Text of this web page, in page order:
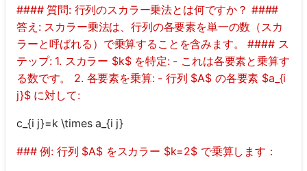
#### 質問: 行列のスカラー乗法とは何ですか？ ####
答え: スカラー乗法は、行列の各要素を単一の数（スカ
ラーと呼ばれる）で乗算することを含みます。 #### ス
テップ: 1. スカラー $k$ を特定: - これは各要素と乗算す
る数です。 2. 各要素を乗算: - 行列 $A$ の各要素 $a_{i
j}$ に対して:
c_{i j}=k \times a_{i j}
### 例: 行列 $A$ をスカラー $k=2$ で乗算します：